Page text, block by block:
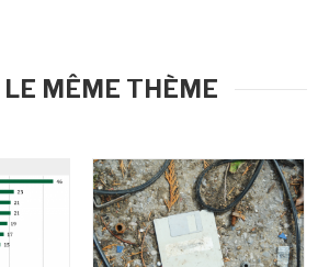
LE MÊME THÈME